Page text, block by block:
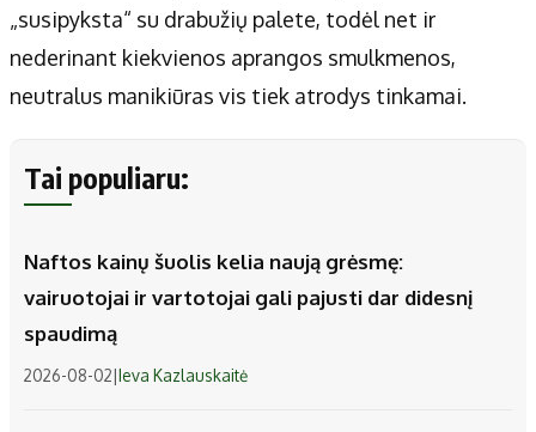
„susipyksta“ su drabužių palete, todėl net ir
nederinant kiekvienos aprangos smulkmenos,
neutralus manikiūras vis tiek atrodys tinkamai.
Tai populiaru:
Naftos kainų šuolis kelia naują grėsmę:
vairuotojai ir vartotojai gali pajusti dar didesnį
spaudimą
2026-08-02|Ieva Kazlauskaitė